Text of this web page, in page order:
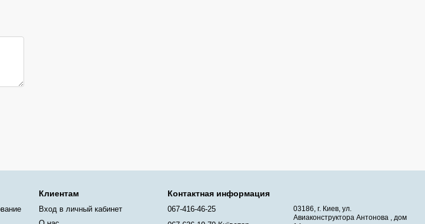
Клиентам
Вход в личный кабинет
Контактная информация
067-416-46-25
03186, г. Киев, ул.
Авиаконструктора Антонова , дом